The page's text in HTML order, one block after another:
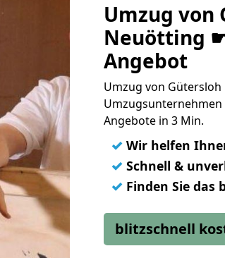
Umzug von
Neuötting
Angebot
Umzug von
Umzugsunternehmen
Angebote in 3 Min.
✓ Wir helfen
✓ Schnell &
✓ Finden Sie das
blitzschnell